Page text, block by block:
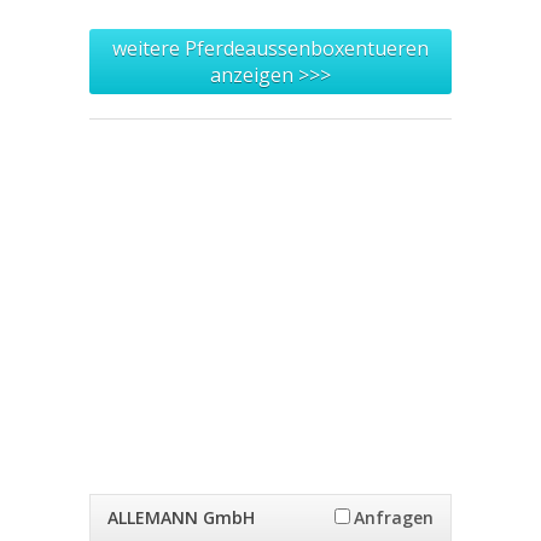
weitere Pferdeaussenboxentueren
anzeigen >>>
ALLEMANN GmbH Anfragen